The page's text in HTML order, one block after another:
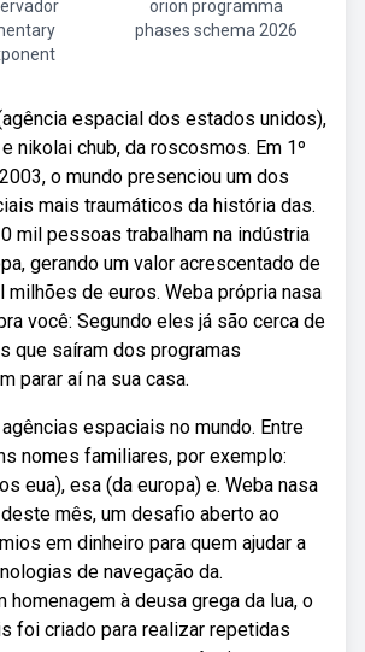
orion programma
phases schema 2026
espacial dos estados unidos),
nikolai chub, da roscosmos. Em 1º
o mundo presenciou um dos
mais traumáticos da história das.
mil pessoas trabalham na indústria
gerando um valor acrescentado de
milhões de euros. Weba própria nasa
você: Segundo eles já são cerca de
que saíram dos programas
parar aí na sua casa.
espaciais no mundo. Entre
nomes familiares, por exemplo:
eua), esa (da europa) e. Weba nasa
mês, um desafio aberto ao
em dinheiro para quem ajudar a
de navegação da.
homenagem à deusa grega da lua, o
foi criado para realizar repetidas